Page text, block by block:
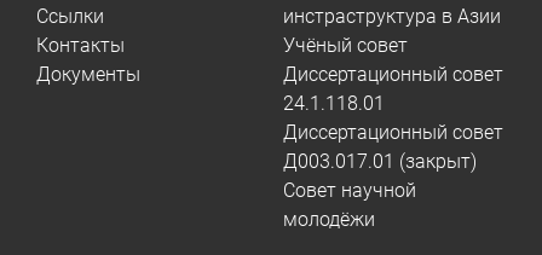
Ссылки
Контакты
Документы
инстраструктура в Азии
Учёный совет
Диссертационный совет
24.1.118.01
Диссертационный совет
Д003.017.01 (закрыт)
Совет научной
молодёжи